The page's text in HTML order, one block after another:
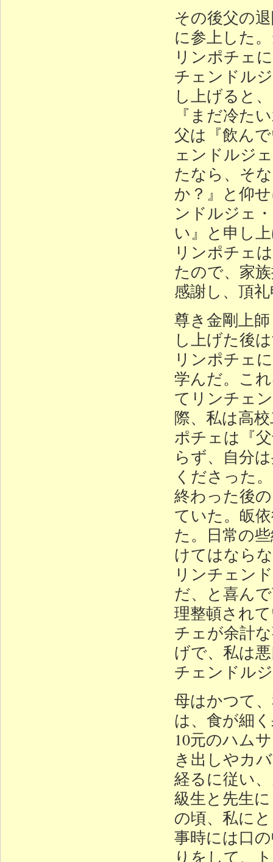
その後父の
に参上した
リンポチェ
チェンドル
し上げると
『まだ冷た
父は『飲ん
ェンドルジ
たなら、そ
か？』と仰
ンドルジェ
い』と申し
リンポチェ
たので、家
感謝し、頂
尊き金剛上
し上げた後
リンポチェ
学んだ。こ
てリンチェ
際、私は高
ポチェは『
らず、自分
くださった
終わった後
ていた。皈
た。日常の
けてはなら
リンチェン
だ、と喜ん
理整頓され
チェが余計
げで、私は
チェンドル
母はかつて
は、食が細
10元のハム
き出しやカ
経るに従い
級生と先生
の頃、私に
事時には口
りをして、